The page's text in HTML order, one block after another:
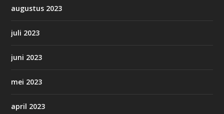
augustus 2023
juli 2023
juni 2023
mei 2023
april 2023